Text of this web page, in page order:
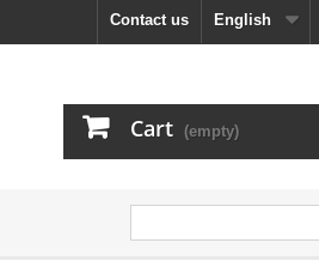
English
Contact us
Cart (empty)